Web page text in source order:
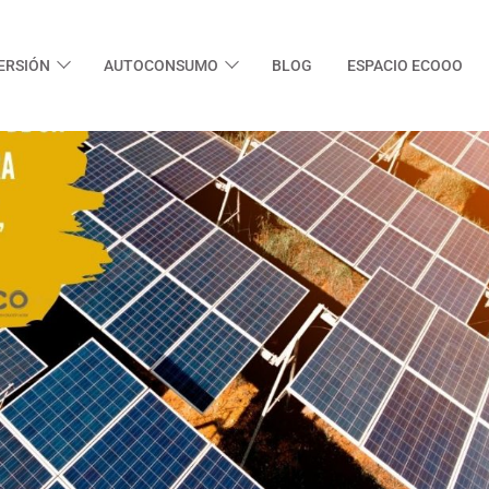
AUTOCONSUMO BLOG ESPACIO ECOOO